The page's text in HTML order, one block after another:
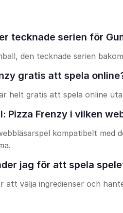
tecknade serien för
den tecknade serien
gratis att spela
helt gratis att spela online
Pizza Frenzy i vilken
kompatibelt med
jag för att spela
att välja ingredienser och